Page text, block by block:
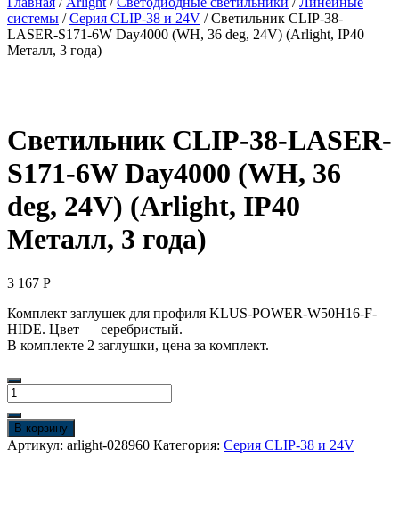
системы /Серия CLIP-38 и 24V / Светильник CLIP-38-
LASER-S171-6W Day4000 (WH, 36 deg, 24V) (Arlight, IP40
Металл, 3 года)
Светильник CLIP-38-LASER-
S171-6W Day4000 (WH, 36
deg, 24V) (Arlight, IP40
Металл, 3 года)
3 167 Р
Комплект заглушек для профиля KLUS-POWER-W50H16-F-
HIDE. Цвет — серебристый.
В комплекте 2 заглушки, цена за комплект.
Количество
товара
Светильник
CLIP-
38-
В корзину
Артикул: arlight-028960 Категория: Серия CLIP-38 и 24V